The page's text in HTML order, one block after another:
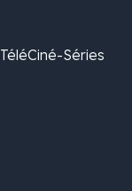
TéléCiné-Séries